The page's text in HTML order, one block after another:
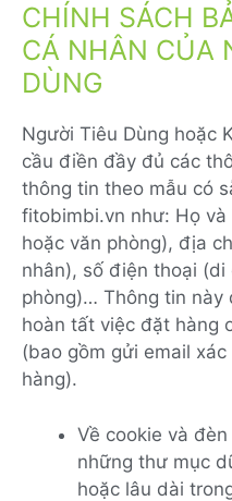
CHÍNH SÁCH
CÁ NHÂN CỦA
DÙNG
Người Tiêu Dùng hoặc
cầu điền đầy đủ các
thông tin theo mẫu có
fitobimbi.vn như: Họ
hoặc văn phòng), địa
nhân), số điện thoại
phòng)… Thông tin này
hoàn tất việc đặt hàng
(bao gồm gửi email
hàng).
Về cookie và
những thư mục
hoặc lâu dài